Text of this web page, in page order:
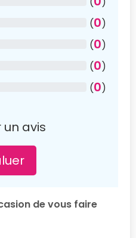
(0)
(0)
(0)
(0)
un avis
de vous faire